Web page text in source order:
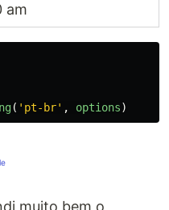
am
( ' pt-br' , options)
muito bem o